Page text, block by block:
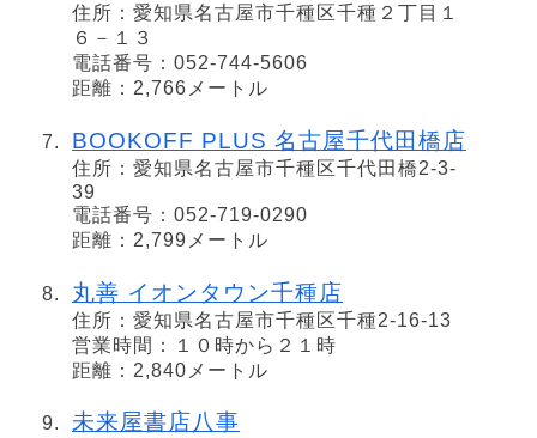
住所：愛知県名古屋市千種区千種２丁目１
６－１３
電話番号：052-744-5606
距離：2,766メートル
BOOKOFF PLUS 名古屋千代田橋店
住所：愛知県名古屋市千種区千代田橋2-3-
39
電話番号：052-719-0290
距離：2,799メートル
丸善 イオンタウン千種店
住所：愛知県名古屋市千種区千種2-16-13
営業時間：１０時から２１時
距離：2,840メートル
未来屋書店八事